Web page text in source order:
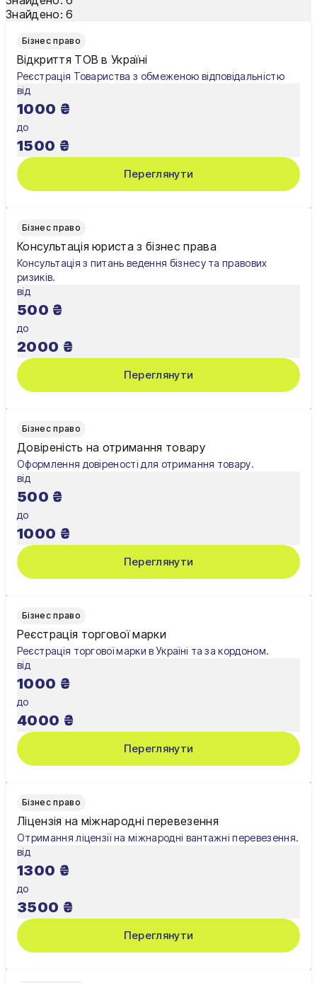
Одеса
Павлоград
Полтава
Тернопіль
Ужгород
Умань
Харків
Херсон
Чернівці
Чернігів
Шостка
Житомир
Львів
Знайдено: 6
Бізнес право
Відкриття ТОВ в Україні
Реєстрація Товариства з обмеженою відповідальністю
від
1000 ₴
до
1500 ₴
Переглянути
Бізнес право
Консультація юриста з бізнес права
Консультація з питань ведення бізнесу та правових
ризиків.
від
500 ₴
до
2000 ₴
Переглянути
Бізнес право
Довіреність на отримання товару
Оформлення довіреності для отримання товару.
від
500 ₴
до
1000 ₴
Переглянути
Бізнес право
Реєстрація торгової марки
Реєстрація торгової марки в Україні та за кордоном.
від
1000 ₴
до
4000 ₴
Переглянути
Бізнес право
Ліцензія на міжнародні перевезення
Отримання ліцензії на міжнародні вантажні перевезення.
від
1300 ₴
до
3500 ₴
Переглянути